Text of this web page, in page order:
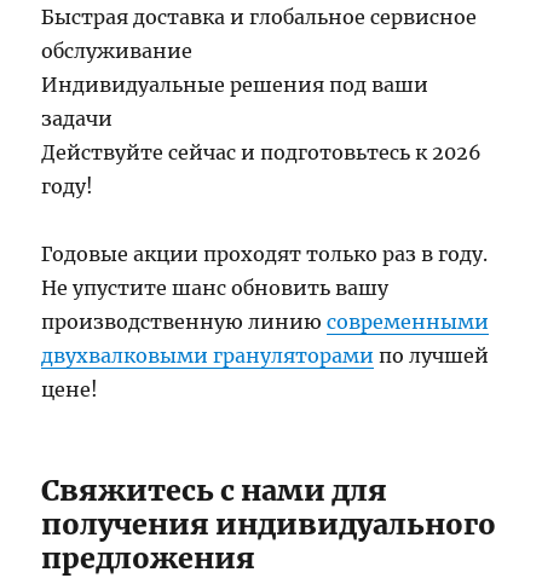
Быстрая доставка и глобальное сервисное
обслуживание
Индивидуальные решения под ваши
задачи
Действуйте сейчас и подготовьтесь к 2026
году!
Годовые акции проходят только раз в году.
Не упустите шанс обновить вашу
производственную линиюсовременными
двухвалковыми грануляторами по лучшей
цене!
Свяжитесь с нами для
получения индивидуального
предложения